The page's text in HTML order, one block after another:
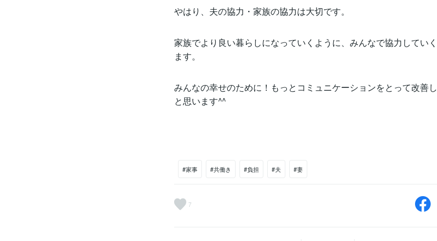
やはり、夫の協力・家族の協力は大切です。
家族でより良い暮らしになっていくように、みんなで協力してい
ます。
みんなの幸せのために！もっとコミュニケーションをとって改善
と思います^^
#家事 #共働き #負担 #夫 #妻
7